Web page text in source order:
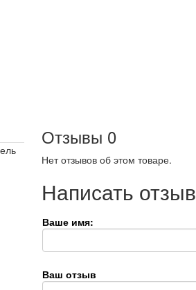
Отзывы 0
Нет отзывов об этом товаре.
Написать отзыв
Ваше имя:
Ваш отзыв